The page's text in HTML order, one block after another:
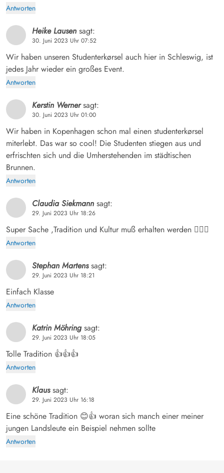
Antworten
Heike Lausen sagt:
30. Juni 2023 Uhr 07:52
Wir haben unseren Studenterkørsel auch hier in Schleswig, ist
jedes Jahr wieder ein großes Event.
Antworten
Kerstin Wernersagt:
30. Juni 2023 Uhr 01:00
Wir haben in Kopenhagen schon mal einen studenterkørsel
miterlebt. Das war so cool! Die Studenten stiegen aus und
erfrischten sich und die Umherstehenden im städtischen
Brunnen.
Antworten
Claudia Siekmann sagt:
29. Juni 2023 Uhr 18:26
Super Sache ,Tradition und Kultur muß erhalten werden 👍🏻😉
Antworten
Stephan Martenssagt:
29. Juni 2023 Uhr 18:21
Einfach Klasse
Antworten
Katrin Möhringsagt:
29. Juni 2023 Uhr 18:05
Tolle Tradition 👍👍👍
Antworten
Klaussagt:
29. Juni 2023 Uhr 16:18
Eine schöne Tradition 😊👍 woran sich manch einer meiner
jungen Landsleute ein Beispiel nehmen sollte
Antworten